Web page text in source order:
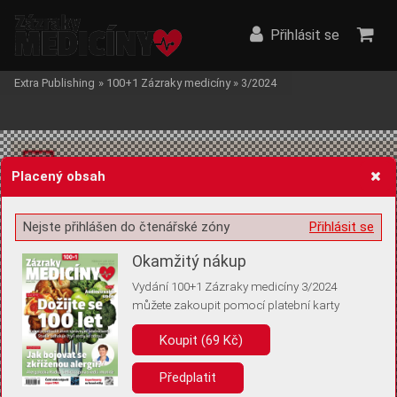
Žádost o souhlas s ukládáním volitelných informací
Pro základní fungování webu nepotřebujeme ukládat žádné informace
(tzv. cookies apod.). Rádi bychom vás ale požádali o souhlas s
uložením volitelných informací:
Anonymní unikátní ID
Přihlásit se
Extra Publishing » 100+1 Zázraky medicíny » 3/2024
Placený obsah
Přihlásit se
Nejste přihlášen do čtenářské zóny
Okamžitý nákup
Vydání 100+1 Zázraky medicíny 3/2024
můžete zakoupit pomocí platební karty
Koupit (69 Kč)
Předplatit